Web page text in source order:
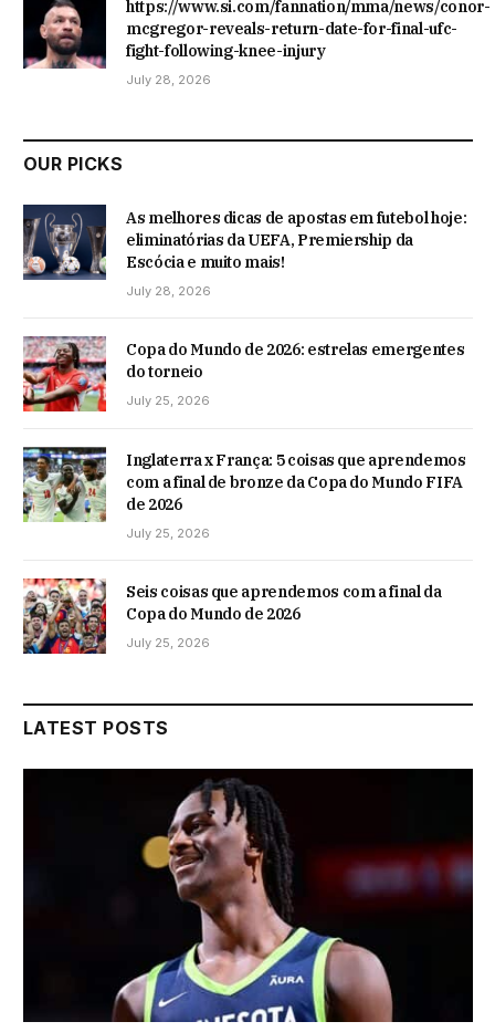
https://www.si.com/fannation/mma/news/conor-
mcgregor-reveals-return-date-for-final-ufc-
fight-following-knee-injury
July 28, 2026
OUR PICKS
As melhores dicas de apostas em futebol hoje:
eliminatórias da UEFA, Premiership da
Escócia e muito mais!
July 28, 2026
Copa do Mundo de 2026: estrelas emergentes
do torneio
July 25, 2026
Inglaterra x França: 5 coisas que aprendemos
com a final de bronze da Copa do Mundo FIFA
de 2026
July 25, 2026
Seis coisas que aprendemos com a final da
Copa do Mundo de 2026
July 25, 2026
LATEST POSTS